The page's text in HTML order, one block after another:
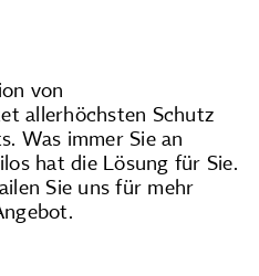
von
allerhöchsten Schutz
Was immer Sie an
hat die Lösung für Sie.
Sie uns für mehr